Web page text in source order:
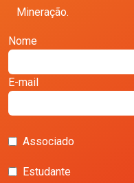
Mineração.
Nome
E-mail
Associado
Estudante